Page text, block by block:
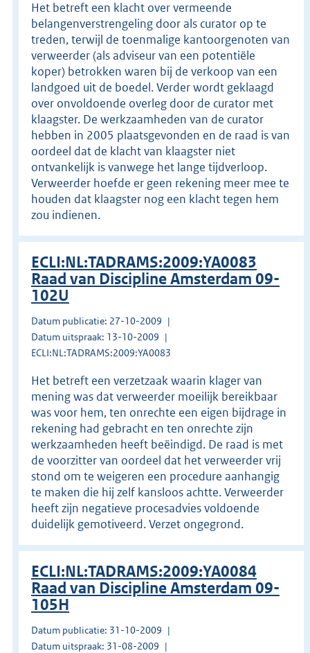
Het betreft een klacht over vermeende
belangenverstrengeling door als curator op te
treden, terwijl de toenmalige kantoorgenoten van
verweerder (als adviseur van een potentiële
koper) betrokken waren bij de verkoop van een
landgoed uit de boedel. Verder wordt geklaagd
over onvoldoende overleg door de curator met
klaagster. De werkzaamheden van de curator
hebben in 2005 plaatsgevonden en de raad is van
oordeel dat de klacht van klaagster niet
ontvankelijk is vanwege het lange tijdverloop.
Verweerder hoefde er geen rekening meer mee te
houden dat klaagster nog een klacht tegen hem
zou indienen.
ECLI:NL:TADRAMS:2009:YA0083
Raad van Discipline Amsterdam 09-
102U
Datum publicatie: 27-10-2009
Datum uitspraak: 13-10-2009
ECLI:NL:TADRAMS:2009:YA0083
Het betreft een verzetzaak waarin klager van
mening was dat verweerder moeilijk bereikbaar
was voor hem, ten onrechte een eigen bijdrage in
rekening had gebracht en ten onrechte zijn
werkzaamheden heeft beëindigd. De raad is met
de voorzitter van oordeel dat het verweerder vrij
stond om te weigeren een procedure aanhangig
te maken die hij zelf kansloos achtte. Verweerder
heeft zijn negatieve procesadvies voldoende
duidelijk gemotiveerd. Verzet ongegrond.
ECLI:NL:TADRAMS:2009:YA0084
Raad van Discipline Amsterdam 09-
105H
Datum publicatie: 31-10-2009
Datum uitspraak: 31-08-2009